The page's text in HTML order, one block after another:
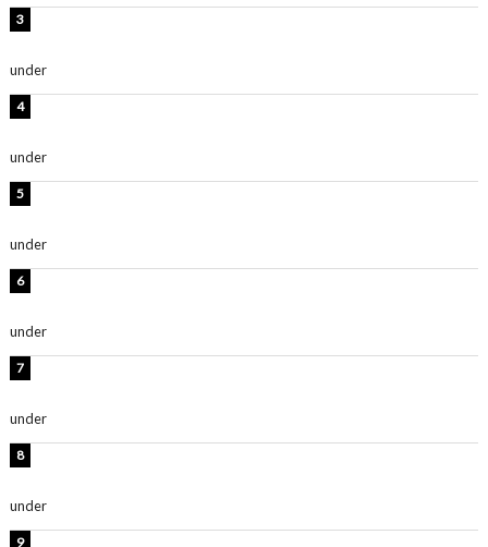
under
under
under
under
under
under